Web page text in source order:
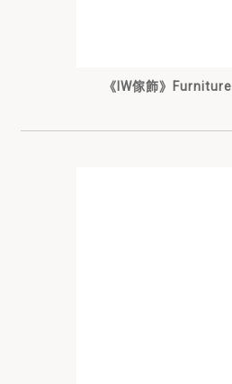
《IW傢飾》Furniture